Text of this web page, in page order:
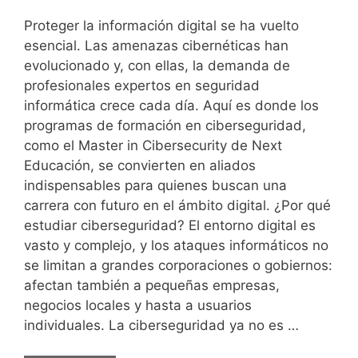
Proteger la información digital se ha vuelto
esencial. Las amenazas cibernéticas han
evolucionado y, con ellas, la demanda de
profesionales expertos en seguridad
informática crece cada día. Aquí es donde los
programas de formación en ciberseguridad,
como el Master in Cibersecurity de Next
Educación, se convierten en aliados
indispensables para quienes buscan una
carrera con futuro en el ámbito digital. ¿Por qué
estudiar ciberseguridad? El entorno digital es
vasto y complejo, y los ataques informáticos no
se limitan a grandes corporaciones o gobiernos:
afectan también a pequeñas empresas,
negocios locales y hasta a usuarios
individuales. La ciberseguridad ya no es …